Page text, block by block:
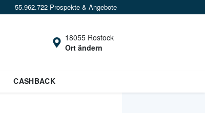
55.962.722 Prospekte & Angebote
18055 Rostock
Ort ändern
CASHBACK